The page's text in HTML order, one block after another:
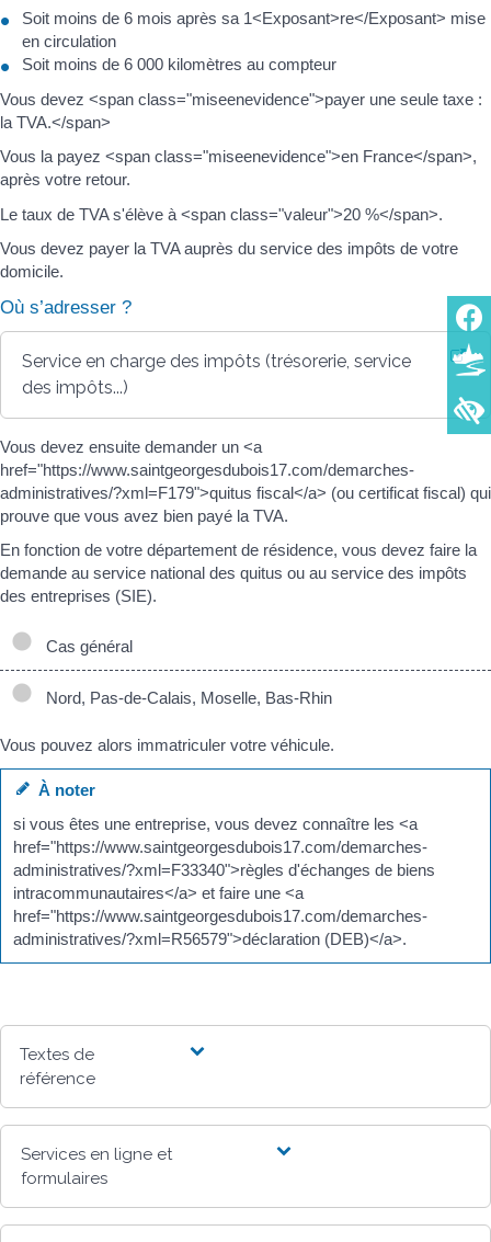
Soit moins de 6 mois après sa 1<Exposant>re</Exposant> mise
en circulation
Soit moins de 6 000 kilomètres au compteur
Vous devez <span class="miseenevidence">payer une seule taxe :
la TVA.</span>
Vous la payez <span class="miseenevidence">en France</span>,
après votre retour.
Le taux de TVA s'élève à <span class="valeur">20 %</span>.
Vous devez payer la TVA auprès du service des impôts de votre
domicile.
Où s’adresser ?
Service en charge des impôts (trésorerie, service
des impôts...)
Vous devez ensuite demander un <a
href="https://www.saintgeorgesdubois17.com/demarches-
administratives/?xml=F179">quitus fiscal</a> (ou certificat fiscal) qui
prouve que vous avez bien payé la TVA.
En fonction de votre département de résidence, vous devez faire la
demande au service national des quitus ou au service des impôts
des entreprises (SIE).
Cas général
Nord, Pas-de-Calais, Moselle, Bas-Rhin
Vous pouvez alors immatriculer votre véhicule.
À noter
si vous êtes une entreprise, vous devez connaître les <a
href="https://www.saintgeorgesdubois17.com/demarches-
administratives/?xml=F33340">règles d'échanges de biens
intracommunautaires</a> et faire une <a
href="https://www.saintgeorgesdubois17.com/demarches-
administratives/?xml=R56579">déclaration (DEB)</a>.
Textes de
référence
Services en ligne et
formulaires